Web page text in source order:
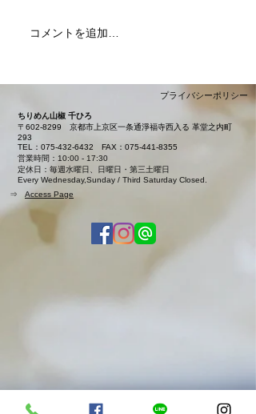
コメントを追加…
プライバシーポリシー
ちりめん山椒 千ひろ
〒602-8299 京都市上京区一条通淨福寺西入る 革堂之内町
293
TEL：075-432-6432 FAX：075-441-8355
営業時間：10:00 - 17:30
定休日：毎週水曜日、日曜日・第三土曜日
Every Wednesday,Sunday / Third Saturday Closed.
⇒ Access Page